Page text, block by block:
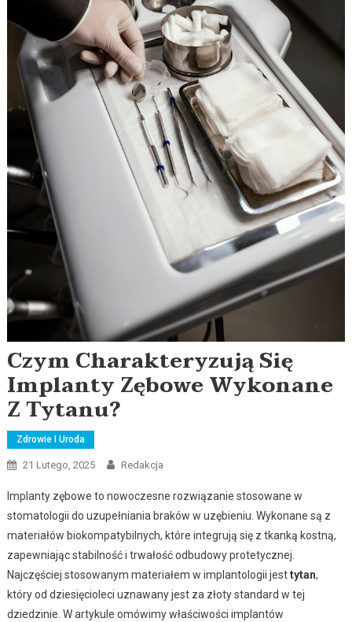
Czym Charakteryzują Się
Implanty Zębowe Wykonane
Z Tytanu?
Zdrowie I Uroda
21 Lutego, 2025 Redakcja
Implanty zębowe to nowoczesne rozwiązanie stosowane w
stomatologii do uzupełniania braków w uzębieniu. Wykonane są z
materiałów biokompatybilnych, które integrują się z tkanką kostną,
zapewniając stabilność i trwałość odbudowy protetycznej.
Najczęściej stosowanym materiałem w implantologii jesttytan,
który od dziesięcioleci uznawany jest za złoty standard w tej
dziedzinie. W artykule omówimy właściwości implantów